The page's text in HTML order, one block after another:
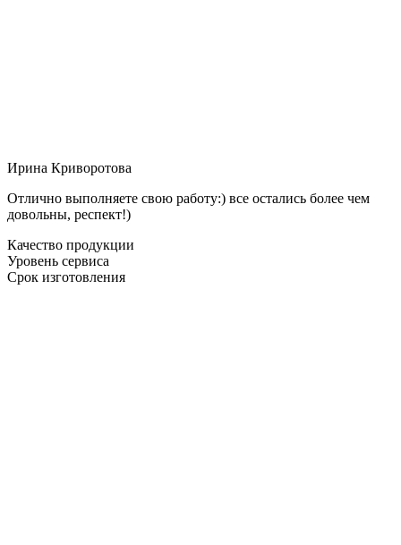
Ирина Криворотова
Отлично выполняете свою работу:) все остались более чем
довольны, респект!)
Качество продукции
Уровень сервиса
Срок изготовления